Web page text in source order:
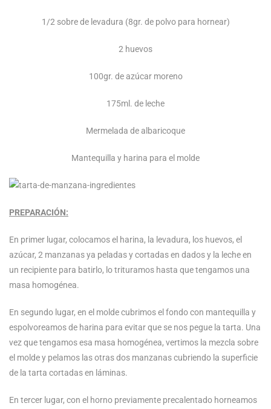
1/2 sobre de levadura (8gr. de polvo para hornear)
2 huevos
100gr. de azúcar moreno
175ml. de leche
Mermelada de albaricoque
Mantequilla y harina para el molde
PREPARACIÓN:
En primer lugar, colocamos el harina, la levadura, los huevos, el
azúcar, 2 manzanas ya peladas y cortadas en dados y la leche en
un recipiente para batirlo, lo trituramos hasta que tengamos una
masa homogénea.
En segundo lugar, en el molde cubrimos el fondo con mantequilla y
espolvoreamos de harina para evitar que se nos pegue la tarta. Una
vez que tengamos esa masa homogénea, vertimos la mezcla sobre
el molde y pelamos las otras dos manzanas cubriendo la superficie
de la tarta cortadas en láminas.
En tercer lugar, con el horno previamente precalentado horneamos